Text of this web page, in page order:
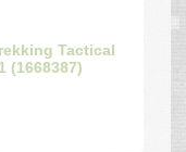
Tactical
(1668387)